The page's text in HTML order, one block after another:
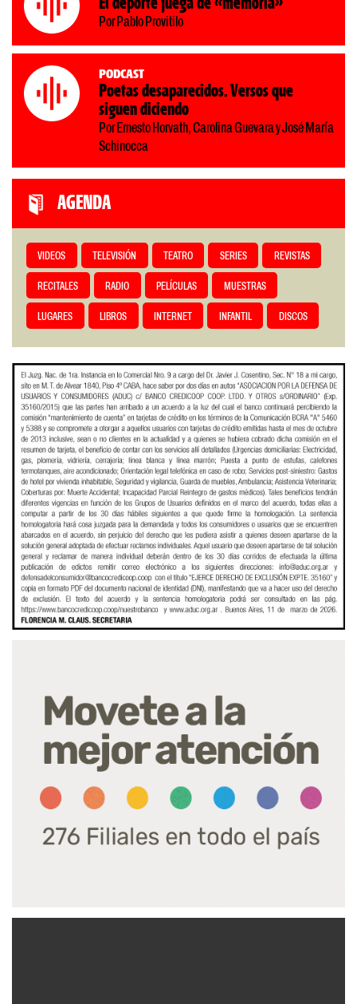
El deporte juega de «memoria»
Por Pablo Provitilo
Podcast
Poetas desaparecidos. Versos que
siguen diciendo
Por Ernesto Horvath, Carolina Guevara y José María
Schinocca
AGENDA
VIDEOS TELEVISIÓN TEATRO SERIES REVISTAS
RECITALES RADIO PELÍCULAS MUESTRAS
LUGARES LIBROS INTERNET INFANTIL DISCOS